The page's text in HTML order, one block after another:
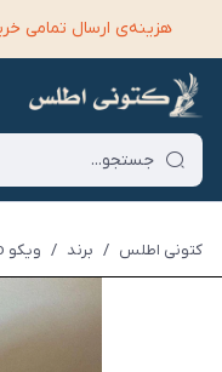
هزینه‌ی ارسال تمامی
کتونی اطلس / برند / ویکو Vico